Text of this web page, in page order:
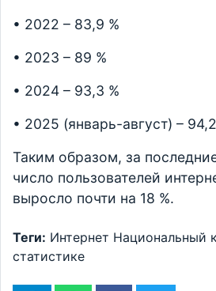
• 2022 – 83,9 %
• 2023 – 89 %
• 2024 – 93,3 %
• 2025 (январь-август) –
Таким образом, за
число пользователей
выросло почти на 18 %.
Теги: Интернет Национальный
статистике